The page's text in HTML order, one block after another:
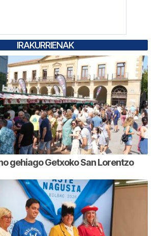
IRAKURRIENAK
gehiago Getxoko San Lorentzo